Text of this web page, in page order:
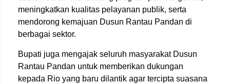
meningkatkan kualitas pelayanan publik, serta
mendorong kemajuan Dusun Rantau Pandan di
berbagai sektor.
Bupati juga mengajak seluruh masyarakat Dusun
Rantau Pandan untuk memberikan dukungan
kepada Rio yang baru dilantik agar tercipta suasana